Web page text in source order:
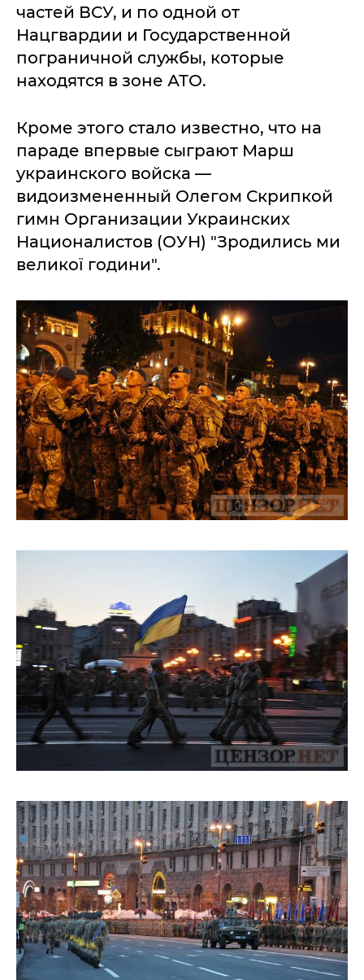
частей ВСУ, и по одной от
Нацгвардии и Государственной
пограничной службы, которые
находятся в зоне АТО.
Кроме этого стало известно, что на
параде впервые сыграют Марш
украинского войска —
видоизмененный Олегом Скрипкой
гимн Организации Украинских
Националистов (ОУН) "Зродились ми
великої години".